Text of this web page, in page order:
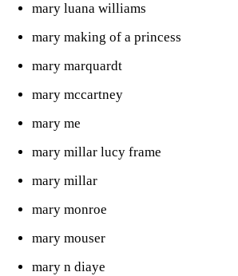
mary luana williams
mary making of a princess
mary marquardt
mary mccartney
mary me
mary millar lucy frame
mary millar
mary monroe
mary mouser
mary n diaye